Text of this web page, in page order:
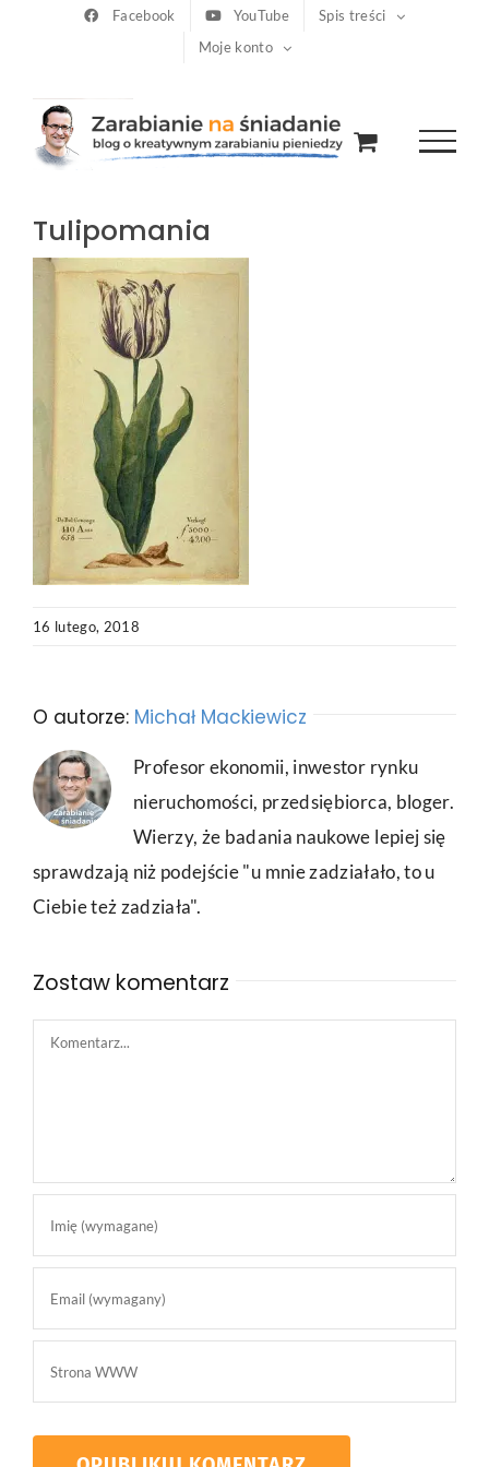
Facebook YouTube
Spis treści
Moje konto
Tulipomania
16 lutego, 2018
O autorze: Michał Mackiewicz
Profesor ekonomii, inwestor rynku
nieruchomości, przedsiębiorca, bloger.
Wierzy, że badania naukowe lepiej się
sprawdzają niż podejście "u mnie zadziałało, to u
Ciebie też zadziała".
Zostaw komentarz
Comment